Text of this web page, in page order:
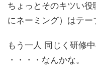
ちょっとそのキツい
にネーミング）はテー
もう一人 同じく研修
・・・・なんかな。